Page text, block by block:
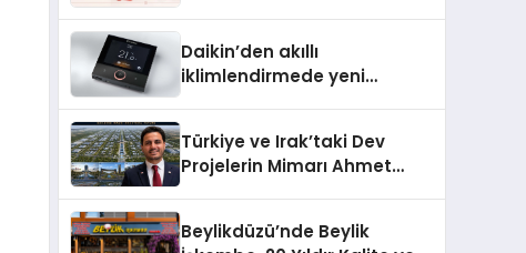
Daikin’den akıllı
iklimlendirmede yeni
Türkiye ve Irak’taki Dev
Projelerin Mimarı Ahmet
Holding Industrial City”
Beylikdüzü’nde Beylik